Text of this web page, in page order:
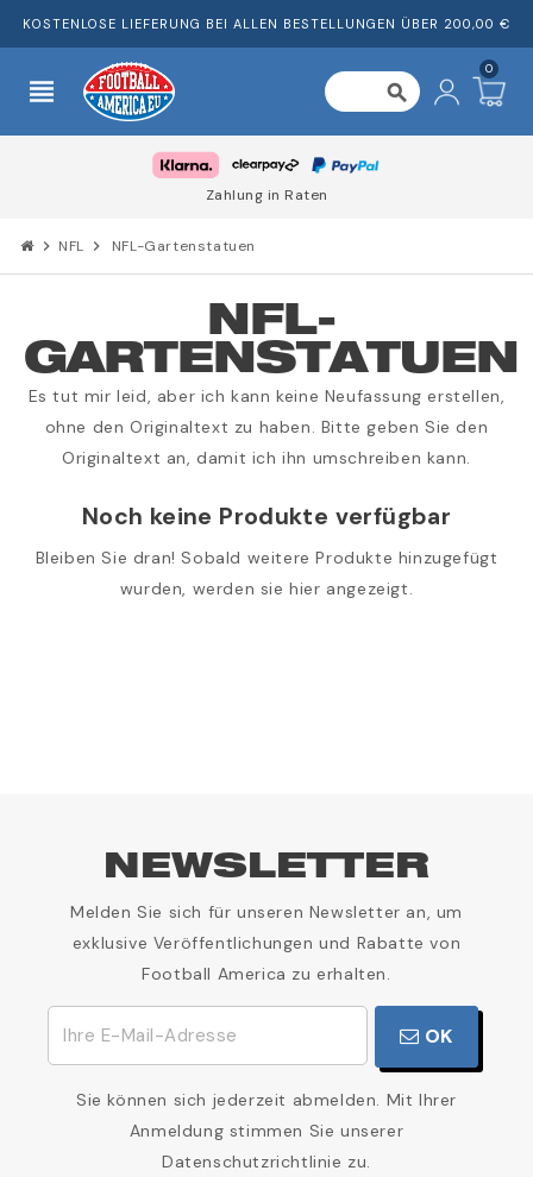
KOSTENLOSE LIEFERUNG BEI ALLEN BESTELLUNGEN ÜBER 200,00 €
view_headline search
0
Zahlung in Raten
chevron_right NFL chevron_right NFL-Gartenstatuen
NFL-
GARTENSTATUEN
Es tut mir leid, aber ich kann keine Neufassung erstellen,
ohne den Originaltext zu haben. Bitte geben Sie den
Originaltext an, damit ich ihn umschreiben kann.
Noch keine Produkte verfügbar
Bleiben Sie dran! Sobald weitere Produkte hinzugefügt
wurden, werden sie hier angezeigt.
NEWSLETTER
Melden Sie sich für unseren Newsletter an, um
exklusive Veröffentlichungen und Rabatte von
Football America zu erhalten.
OK
Sie können sich jederzeit abmelden. Mit Ihrer
Anmeldung stimmen Sie unserer
Datenschutzrichtlinie zu.